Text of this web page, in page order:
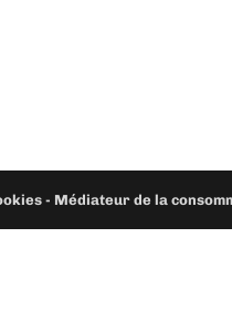
- Médiateur de la